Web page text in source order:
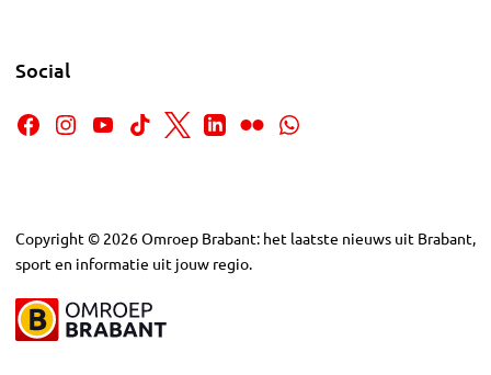
Social
Copyright © 2026Omroep Brabant: het laatste nieuws uit Brabant,
sport en informatie uit jouw regio.